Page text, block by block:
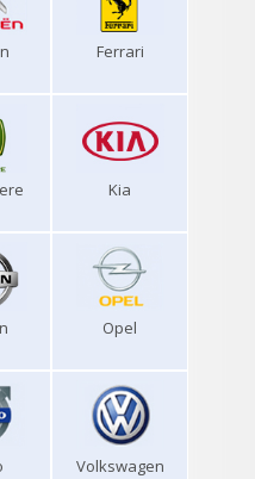
Ferrari
Kia
Opel
Volkswagen